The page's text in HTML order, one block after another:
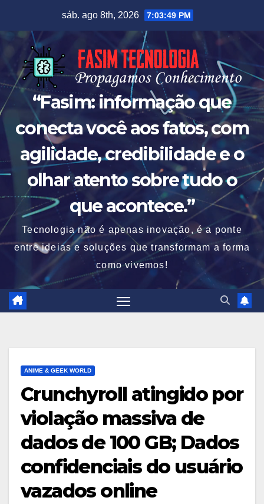
sáb. ago 8th, 2026 7:03:50 PM
“Fasim: informação que
conecta você aos fatos, com
agilidade, credibilidade e o
olhar atento sobre tudo o
que acontece.”
Tecnologia não é apenas inovação, é a ponte
entre ideias e soluções que transformam a forma
como vivemos!
ANIME & GEEK WORLD
Crunchyroll atingido por
violação massiva de
dados de 100 GB; Dados
confidenciais do usuário
vazados online